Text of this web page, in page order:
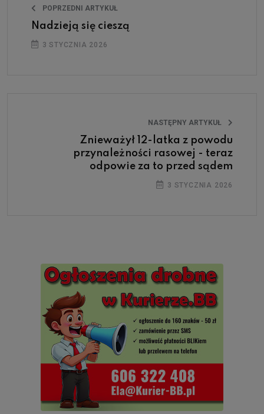
POPRZEDNI ARTYKUŁ
Nadzieją się cieszą
3 STYCZNIA 2026
NASTĘPNY ARTYKUŁ
Znieważył 12-latka z powodu
przynależności rasowej - teraz
odpowie za to przed sądem
3 STYCZNIA 2026